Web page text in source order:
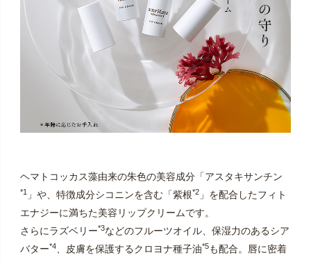
ヘマトコッカス藻由来の朱色の美容成分「アスタキサンチン
*1」や、特徴成分シコニンを含む「紫根*2」を配合したフィト
エナジーに満ちた美容リップクリームです。
さらにラズベリー*3などのフルーツオイル、保湿力のあるシア
バター*4、皮膚を保護するクロヨナ種子油*5も配合。唇に密着